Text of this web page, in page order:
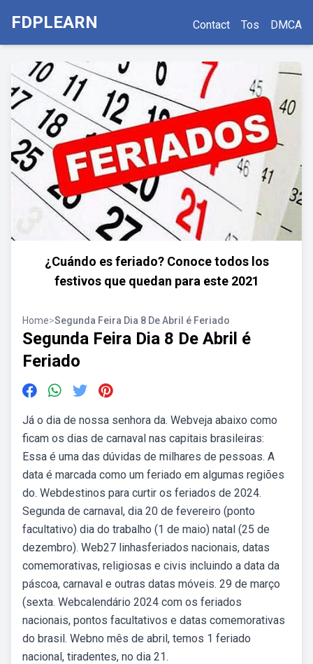
FDPLEARN Contact Tos DMCA
¿Cuándo es feriado? Conoce todos los
festivos que quedan para este 2021
Home>Segunda Feira Dia 8 De Abril é Feriado
Segunda Feira Dia 8 De Abril é
Feriado
Já o dia de nossa senhora da. Webveja abaixo como
ficam os dias de carnaval nas capitais brasileiras:
Essa é uma das dúvidas de milhares de pessoas. A
data é marcada como um feriado em algumas regiões
do. Webdestinos para curtir os feriados de 2024.
Segunda de carnaval, dia 20 de fevereiro (ponto
facultativo) dia do trabalho (1 de maio) natal (25 de
dezembro). Web27 linhasferiados nacionais, datas
comemorativas, religiosas e civis incluindo a data da
páscoa, carnaval e outras datas móveis. 29 de março
(sexta. Webcalendário 2024 com os feriados
nacionais, pontos facultativos e datas comemorativas
do brasil. Webno mês de abril, temos 1 feriado
nacional, tiradentes, no dia 21.